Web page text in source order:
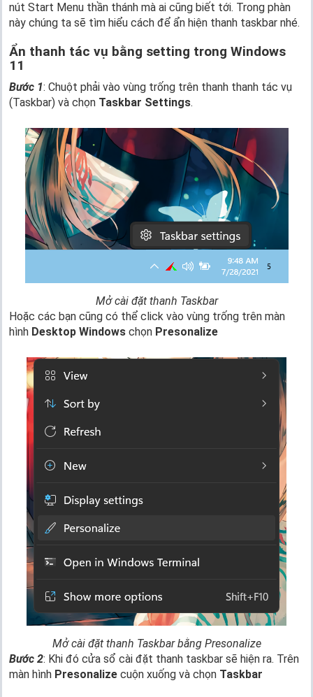
nút Start Menu thần thánh mà ai cũng biết tới. Trong phàn
này chúng ta sẽ tìm hiểu cách để ẩn hiện thanh taskbar nhé.
Ẩn thanh tác vụ bằng setting trong Windows
11
Bước 1: Chuột phải vào vùng trống trên thanh thanh tác vụ
(Taskbar) và chọn Taskbar Settings.
Mở cài đặt thanh Taskbar
Hoặc các bạn cũng có thể click vào vùng trống trên màn
hình Desktop Windows chọn Presonalize
Mở cài đặt thanh Taskbar bằng Presonalize
Bước 2: Khi đó cửa sổ cài đặt thanh taskbar sẽ hiện ra. Trên
màn hình Presonalize cuộn xuống và chọn Taskbar